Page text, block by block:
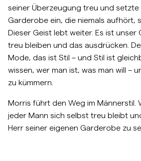
seiner Überzeugung treu und
Garderobe ein, die niemals aufhört,
Dieser Geist lebt weiter. Es ist unser
treu bleiben und das ausdrücken.
Mode, das ist Stil – und Stil ist
wissen, wer man ist, was man will –
zu kümmern.
Morris führt den Weg im Männerstil.
jeder Mann sich selbst treu bleibt
Herr seiner eigenen Garderobe zu